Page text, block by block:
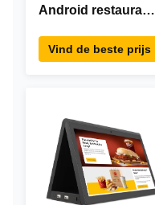
Android restaurant
1920×1080
touchscreen, WiFi
Vind de beste prijs